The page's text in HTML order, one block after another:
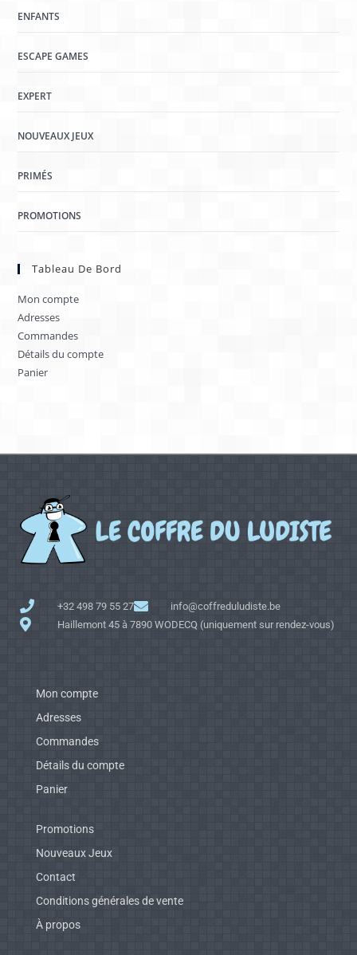
ENFANTS
ESCAPE GAMES
EXPERT
NOUVEAUX JEUX
PRIMÉS
PROMOTIONS
Tableau De Bord
Mon compte
Adresses
Commandes
Détails du compte
Panier
+32 498 79 55 27
info@coffreduludiste.be
Haillemont 45 à 7890 WODECQ (uniquement sur rendez-vous)
Mon compte
Adresses
Commandes
Détails du compte
Panier
Promotions
Nouveaux Jeux
Contact
Conditions générales de vente
À propos